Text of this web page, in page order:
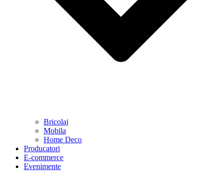
Bricolaj
Mobila
Home Deco
Producatori
E-commerce
Evenimente